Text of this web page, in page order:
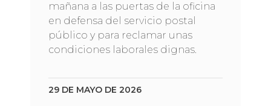
mañana a las puertas de la oficina
en defensa del servicio postal
público y para reclamar unas
condiciones laborales dignas.
29 DE MAYO DE 2026